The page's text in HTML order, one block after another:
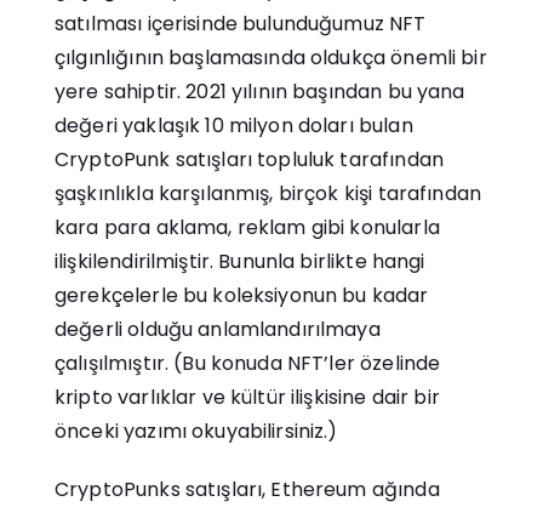
satılması içerisinde bulunduğumuz NFT
çılgınlığının başlamasında oldukça önemli bir
yere sahiptir. 2021 yılının başından bu yana
değeri yaklaşık 10 milyon doları bulan
CryptoPunk satışları topluluk tarafından
şaşkınlıkla karşılanmış, birçok kişi tarafından
kara para aklama, reklam gibi konularla
ilişkilendirilmiştir. Bununla birlikte hangi
gerekçelerle bu koleksiyonun bu kadar
değerli olduğu anlamlandırılmaya
çalışılmıştır. (Bu konuda NFT’ler özelinde
kripto varlıklar ve kültür ilişkisine dair bir
önceki yazımı okuyabilirsiniz.)
CryptoPunks satışları, Ethereum ağında